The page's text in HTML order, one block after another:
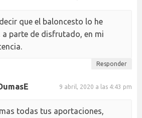
que el baloncesto lo he
a parte de disfrutado, en mi
Responder
9 abril, 2020 a las 4:43 pm
todas tus aportaciones,